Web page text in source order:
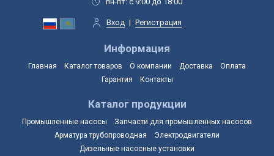
Вход | Регистрация
Информация
Главная Каталог товаров О компании Доставка
Оплата
Гарантия
Контакты
Каталог продукции
Промышленные насосы
Запчасти для промышленных насосов
Арматура трубопроводная
Электродвигатели
Дизельные насосные установки